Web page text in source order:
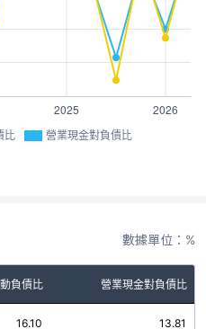
比 營業現金對負債比
數據單位：%
負債比 營業現金對負債比
16.10 13.81